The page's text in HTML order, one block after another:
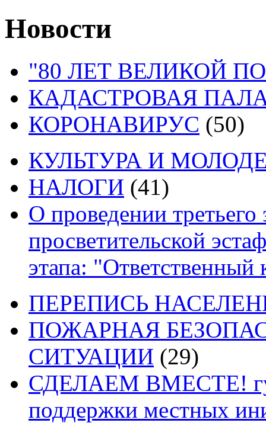
Новости
"80 ЛЕТ ВЕЛИКОЙ
КАДАСТРОВАЯ
КОРОНАВИРУС (50)
КУЛЬТУРА И
НАЛОГИ (41)
О проведении третьего
просветительской
этапа: "Ответственный
ПЕРЕПИСЬ
ПОЖАРНАЯ
СИТУАЦИИ (29)
СДЕЛАЕМ ВМЕСТЕ!
поддержки местных